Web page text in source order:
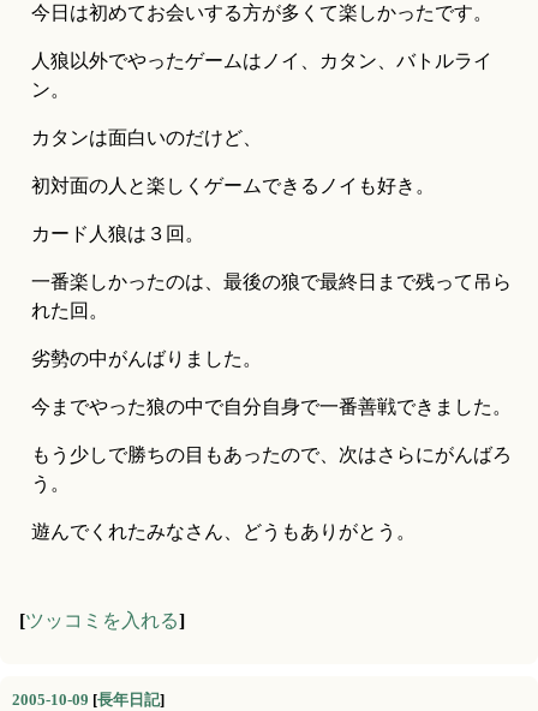
今日は初めてお会いする方が多くて楽しかったです。
人狼以外でやったゲームはノイ、カタン、バトルライ
ン。
カタンは面白いのだけど、
初対面の人と楽しくゲームできるノイも好き。
カード人狼は３回。
一番楽しかったのは、最後の狼で最終日まで残って吊ら
れた回。
劣勢の中がんばりました。
今までやった狼の中で自分自身で一番善戦できました。
もう少しで勝ちの目もあったので、次はさらにがんばろ
う。
遊んでくれたみなさん、どうもありがとう。
[ツッコミを入れる]
2005-10-09 [長年日記]